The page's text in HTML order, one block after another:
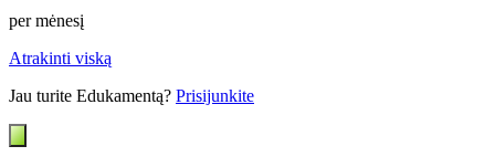
per mėnesį
Atrakinti viską
Jau turite Edukamentą? Prisijunkite